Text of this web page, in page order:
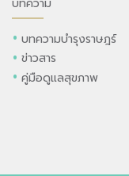
บทความบำรุงราษฎร์
ข่าวสาร
คู่มือดูแลสุขภาพ